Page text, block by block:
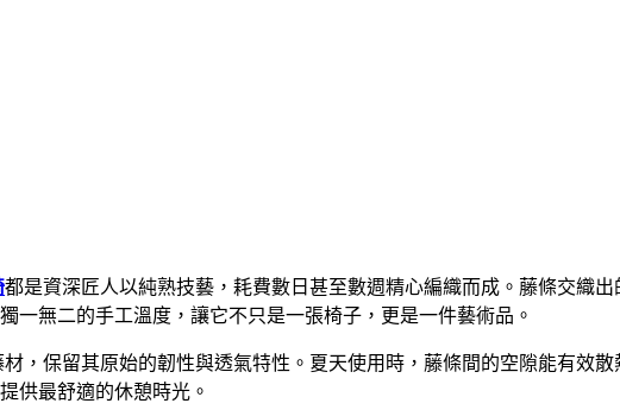
都是資深匠人以純熟技藝，耗費數日甚至數週精心編織而成。藤條交織
一無二的手工溫度，讓它不只是一張椅子，更是一件藝術品。
材，保留其原始的韌性與透氣特性。夏天使用時，藤條間的空隙能有效
供最舒適的休憩時光。